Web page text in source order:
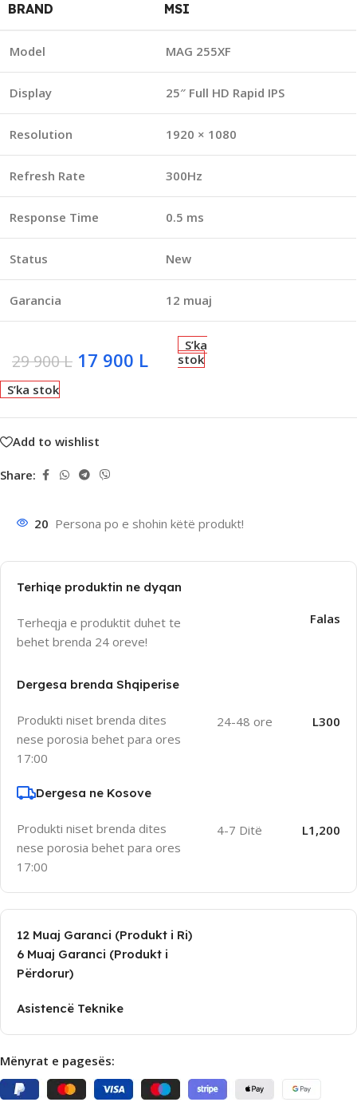
BRAND MSI
Model MAG 255XF
Display 25″ Full HD Rapid IPS
Resolution 1920 × 1080
Refresh Rate 300Hz
Response Time 0.5 ms
Status New
Garancia 12 muaj
29 900L 17 900 L
S’ka
stok
S’ka stok
Add to wishlist
Share:
20 Persona po e shohin këtë produkt!
Terhiqe produktin ne dyqan
Terheqja e produktit duhet te
behet brenda 24 oreve!
Falas
Dergesa brenda Shqiperise
Produkti niset brenda dites
nese porosia behet para ores
17:00
24-48 ore L300
Dergesa ne Kosove
Produkti niset brenda dites
nese porosia behet para ores
17:00
4-7 Ditë L1,200
12 Muaj Garanci (Produkt i Ri)
6 Muaj Garanci (Produkt i
Përdorur)
Asistencë Teknike
Mënyrat e pagesës: